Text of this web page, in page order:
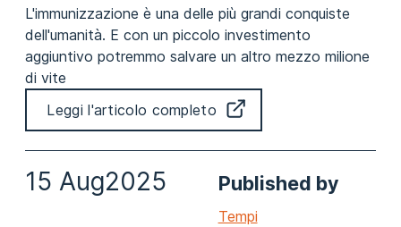
L'immunizzazione è una delle più grandi conquiste
dell'umanità. E con un piccolo investimento
aggiuntivo potremmo salvare un altro mezzo milione
di vite
Leggi l'articolo completo
15 Aug2025 Published by
Tempi